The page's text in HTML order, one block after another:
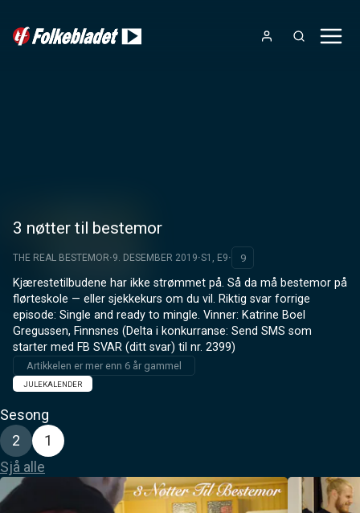
3 nøtter til bestemor
THE REAL BESTEMOR 9. DESEMBER 2019 S1, E9 9
Kjærestetilbudene har ikke strømmet på. Så da må bestemor på
flørteskole — eller sjekkekurs om du vil. Riktig svar forrige
episode: Single and ready to mingle. Vinner: Katrine Boel
Gregussen, Finnsnes (Delta i konkurranse: Send SMS som
starter med FB SVAR (ditt svar) til nr. 2399)
Artikkelen er mer enn 6 år gammel
JULEKALENDER
Sesong
2
1
Sjå alle